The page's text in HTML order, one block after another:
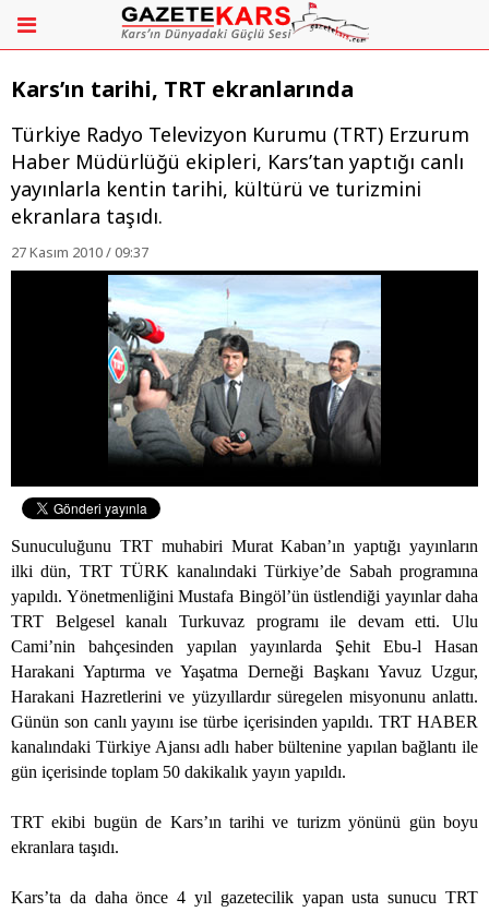
Kars’ın tarihi, TRT ekranlarında
Türkiye Radyo Televizyon Kurumu (TRT) Erzurum
Haber Müdürlüğü ekipleri, Kars’tan yaptığı canlı
yayınlarla kentin tarihi, kültürü ve turizmini
ekranlara taşıdı.
27 Kasım 2010 / 09:37
Sunuculuğunu TRT muhabiri Murat Kaban’ın yaptığı yayınların
ilki dün, TRT TÜRK kanalındaki Türkiye’de Sabah programına
yapıldı. Yönetmenliğini Mustafa Bingöl’ün üstlendiği yayınlar daha
TRT Belgesel kanalı Turkuvaz programı ile devam etti. Ulu
Cami’nin bahçesinden yapılan yayınlarda Şehit Ebu-l Hasan
Harakani Yaptırma ve Yaşatma Derneği Başkanı Yavuz Uzgur,
Harakani Hazretlerini ve yüzyıllardır süregelen misyonunu anlattı.
Günün son canlı yayını ise türbe içerisinden yapıldı. TRT HABER
kanalındaki Türkiye Ajansı adlı haber bültenine yapılan bağlantı ile
gün içerisinde toplam 50 dakikalık yayın yapıldı.
TRT ekibi bugün de Kars’ın tarihi ve turizm yönünü gün boyu
ekranlara taşıdı.
Kars’ta da daha önce 4 yıl gazetecilik yapan usta sunucu TRT